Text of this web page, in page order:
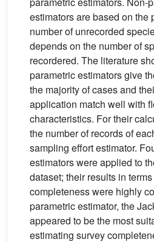
estimators are based on the
number of unrecorded
depends on the number of
recordered. The literature
parametric estimators give
the majority of cases and
application match well with
characteristics. For their
the number of records of
sampling effort estimator.
estimators were applied to
dataset; their results in
completeness were highly
parametric estimator, the
appeared to be the most
estimating survey